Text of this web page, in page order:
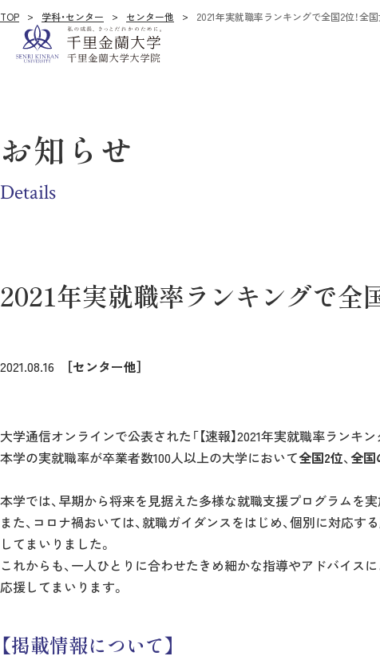
TOP 学科・センター センター他 2021年実就職率ランキングで全国2位！全国
お知らせ
Details
2021年実就職率ランキングで全
2021.08.16 ［センター他］
大学通信オンラインで公表された「【速報】2021年実就職率ランキン
本学の実就職率が卒業者数100人以上の大学において全国2位、 全国
本学では、早期から将来を見据えた多様な就職支援プログラムを
また、コロナ禍おいては、就職ガイダンスをはじめ、個別に対応
してまいりました。
これからも、一人ひとりに合わせたきめ細かな指導やアドバイス
応援してまいります。
【掲載情報について】